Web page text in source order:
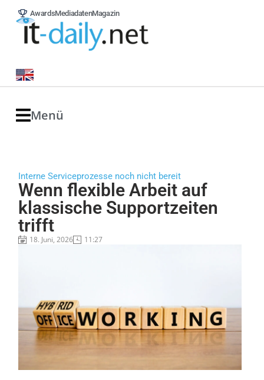
AwardsMediadatenMagazin
Menü
Interne Serviceprozesse noch nicht bereit
Wenn flexible Arbeit auf
klassische Supportzeiten
trifft
18. Juni, 2026 11:27